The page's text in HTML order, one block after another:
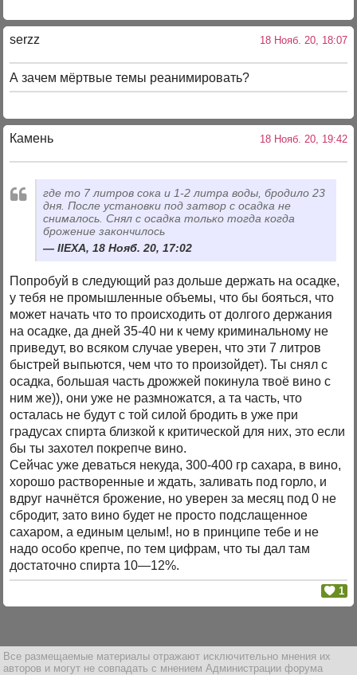
serzz 18 Нояб. 20, 18:07
А зачем мёртвые темы реанимировать?
Камень 18 Нояб. 20, 19:42
где то 7 литров сока и 1-2 литра воды, бродило 23
дня. После установки под затвор с осадка не
снималось. Снял с осадка только тогда когда
брожение закончилось
IIEXA, 18 Нояб. 20, 17:02
Попробуй в следующий раз дольше держать на осадке,
у тебя не промышленные объемы, что бы бояться, что
может начать что то происходить от долгого держания
на осадке, да дней 35-40 ни к чему криминальному не
приведут, во всяком случае уверен, что эти 7 литров
быстрей выпьются, чем что то произойдет). Ты снял с
осадка, большая часть дрожжей покинула твоё вино с
ним же)), они уже не размножатся, а та часть, что
осталась не будут с той силой бродить в уже при
градусах спирта близкой к критической для них, это если
бы ты захотел покрепче вино.
Сейчас уже деваться некуда, 300-400 гр сахара, в вино,
хорошо растворенные и ждать, заливать под горло, и
вдруг начнётся брожение, но уверен за месяц под 0 не
сбродит, зато вино будет не просто подслащенное
сахаром, а единым целым!, но в принципе тебе и не
надо особо крепче, по тем цифрам, что ты дал там
достаточно спирта 10—12%.
1
Все размещаемые материалы отражают исключительно мнения их
авторов и могут не совпадать с мнением Администрации форума